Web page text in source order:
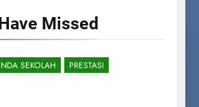
Missed
SEKOLAH PRESTASI